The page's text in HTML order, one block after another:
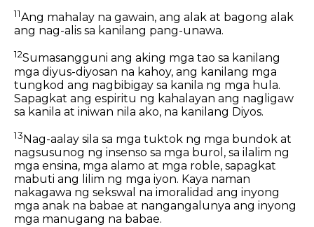
11Ang mahalay na gawain, ang alak at bagong alak
ang nag-alis sa kanilang pang-unawa.
12Sumasangguni ang aking mga tao sa kanilang
mga diyus-diyosan na kahoy, ang kanilang mga
tungkod ang nagbibigay sa kanila ng mga hula.
Sapagkat ang espiritu ng kahalayan ang nagligaw
sa kanila at iniwan nila ako, na kanilang Diyos.
13Nag-aalay sila sa mga tuktok ng mga bundok at
nagsusunog ng insenso sa mga burol, sa ilalim ng
mga ensina, mga alamo at mga roble, sapagkat
mabuti ang lilim ng mga iyon. Kaya naman
nakagawa ng sekswal na imoralidad ang inyong
mga anak na babae at nangangalunya ang inyong
mga manugang na babae.